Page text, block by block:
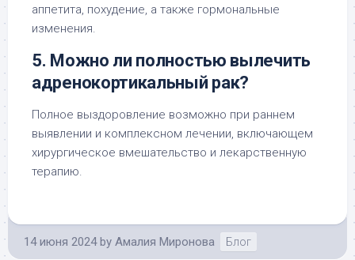
аппетита, похудение, а также гормональные
изменения.
5. Можно ли полностью вылечить
адренокортикальный рак?
Полное выздоровление возможно при раннем
выявлении и комплексном лечении, включающем
хирургическое вмешательство и лекарственную
терапию.
14 июня 2024 by Амалия Миронова Блог